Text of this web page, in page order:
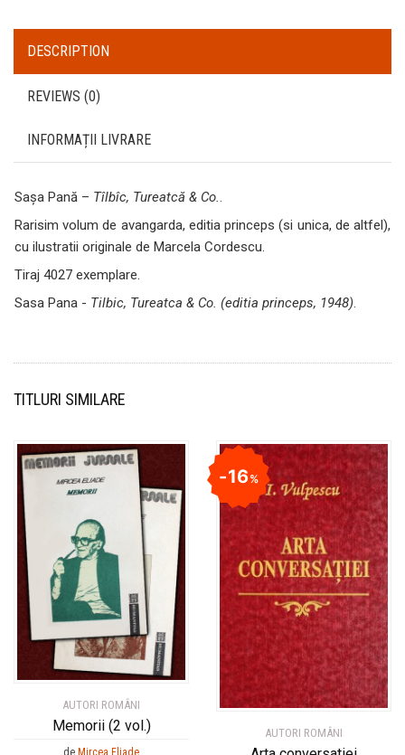
DESCRIPTION
REVIEWS (0)
INFORMAȚII LIVRARE
Sașa Pană – Tîlbîc, Tureatcă & Co..
Rarisim volum de avangarda, editia princeps (si unica, de altfel),
cu ilustratii originale de Marcela Cordescu.
Tiraj 4027 exemplare.
Sasa Pana - Tilbic, Tureatca & Co. (editia princeps, 1948).
TITLURI SIMILARE
AUTORI ROMÂNI
Memorii (2 vol.)
de Mircea Eliade
AUTORI ROMÂNI
16%